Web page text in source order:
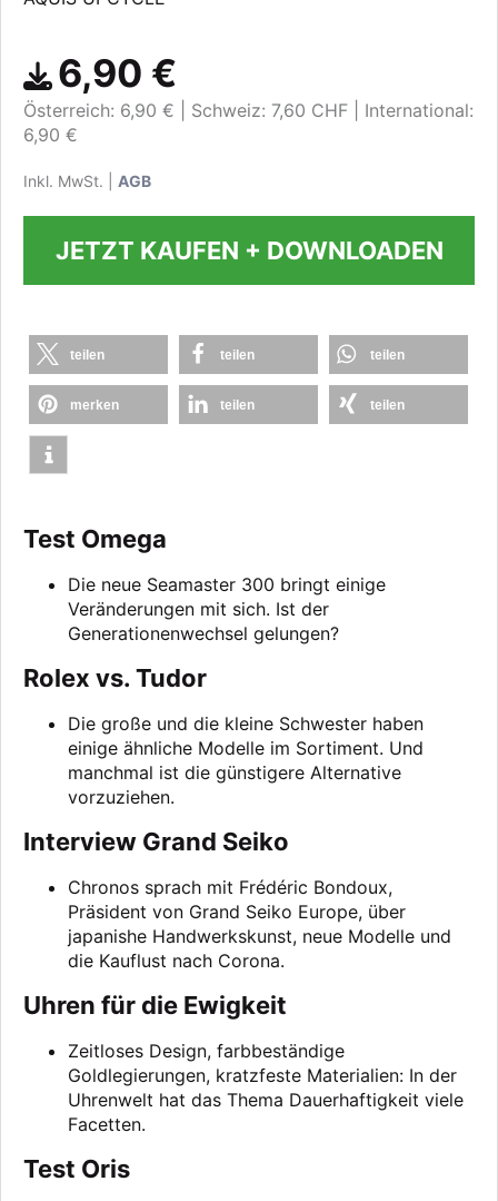
6,90 €
Österreich: 6,90 € Schweiz: 7,60 CHF
International:
6,90 €
Inkl. MwSt. | AGB
JETZT KAUFEN + DOWNLOADEN
teilen teilen teilen
merken teilen teilen
Test Omega
Die neue Seamaster 300 bringt einige
Veränderungen mit sich. Ist der
Generationenwechsel gelungen?
Rolex vs. Tudor
Die große und die kleine Schwester haben
einige ähnliche Modelle im Sortiment. Und
manchmal ist die günstigere Alternative
vorzuziehen.
Interview Grand Seiko
Chronos sprach mit Frédéric Bondoux,
Präsident von Grand Seiko Europe, über
japanishe Handwerkskunst, neue Modelle und
die Kauflust nach Corona.
Uhren für die Ewigkeit
Zeitloses Design, farbbeständige
Goldlegierungen, kratzfeste Materialien: In der
Uhrenwelt hat das Thema Dauerhaftigkeit viele
Facetten.
Test Oris